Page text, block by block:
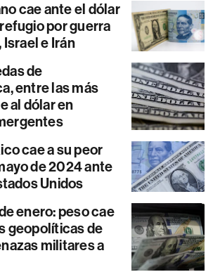
cae ante el dólar
por guerra
Israel e Irán
de
entre las más
al dólar en
cae a su peor
de 2024 ante
Unidos
enero: peso cae
geopolíticas de
militares a